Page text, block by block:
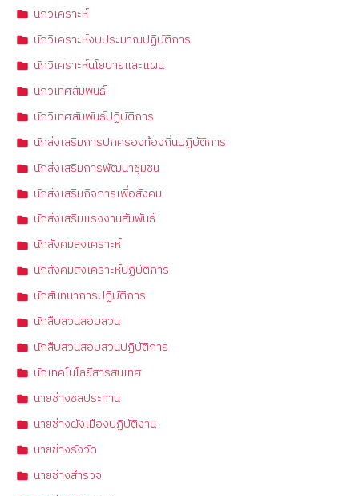
นักวิเคราะห์
นักวิเคราะห์งบประมาณปฏิบัติการ
นักวิเคราะห์นโยบายและแผน
นักวิเทศสัมพันธ์
นักวิเทศสัมพันธ์ปฏิบัติการ
นักส่งเสริมการปกครองท้องถิ่นปฏิบัติการ
นักส่งเสริมการพัฒนาชุมชน
นักส่งเสริมกิจการเพื่อสังคม
นักส่งเสริมแรงงานสัมพันธ์
นักสังคมสงเคราะห์
นักสังคมสงเคราะห์ปฏิบัติการ
นักสันทนาการปฏิบัติการ
นักสืบสวนสอบสวน
นักสืบสวนสอบสวนปฏิบัติการ
นักเทคโนโลยีสารสนเทศ
นายช่างชลประทาน
นายช่างผังเมืองปฏิบัติงาน
นายช่างรังวัด
นายช่างสำรวจ